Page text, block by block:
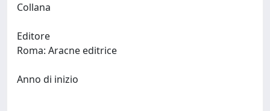
Collana
Editore
Anno di inizio